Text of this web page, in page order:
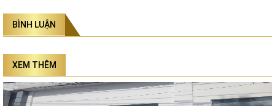
BÌNH LUẬN
XEM THÊM